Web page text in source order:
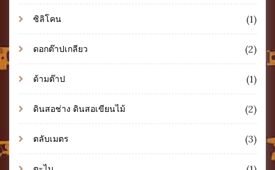
ซิลิโคน (1)
ดอกต๊าปเกลียว (2)
ด้ามต๊าป (1)
ดินสอช่าง ดินสอเขียนไม้ (2)
ตลับเมตร (3)